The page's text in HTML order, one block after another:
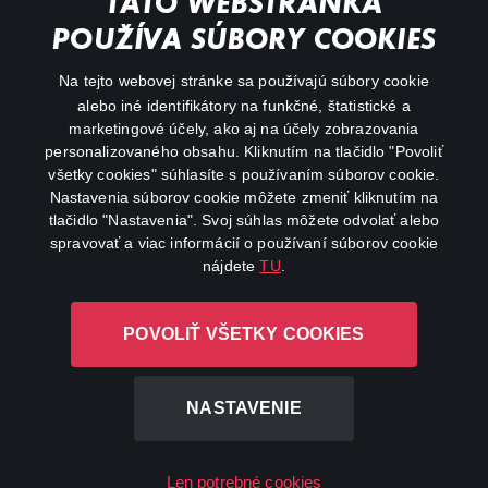
POUŽÍVA SÚBORY COOKIES
Na tejto webovej stránke sa používajú súbory cookie
alebo iné identifikátory na funkčné, štatistické a
marketingové účely, ako aj na účely zobrazovania
personalizovaného obsahu. Kliknutím na tlačidlo "Povoliť
všetky cookies" súhlasíte s používaním súborov cookie.
Nastavenia súborov cookie môžete zmeniť kliknutím na
tlačidlo "Nastavenia". Svoj súhlas môžete odvolať alebo
spravovať a viac informácií o používaní súborov cookie
nájdeteTU
POVOLIŤ VŠETKY COOKIES
NASTAVENIE
Len potrebné cookies
My profile
Important links
Canal+ Luxembourg S. à r.l. so sídlom Rue Albert Borschette 4,